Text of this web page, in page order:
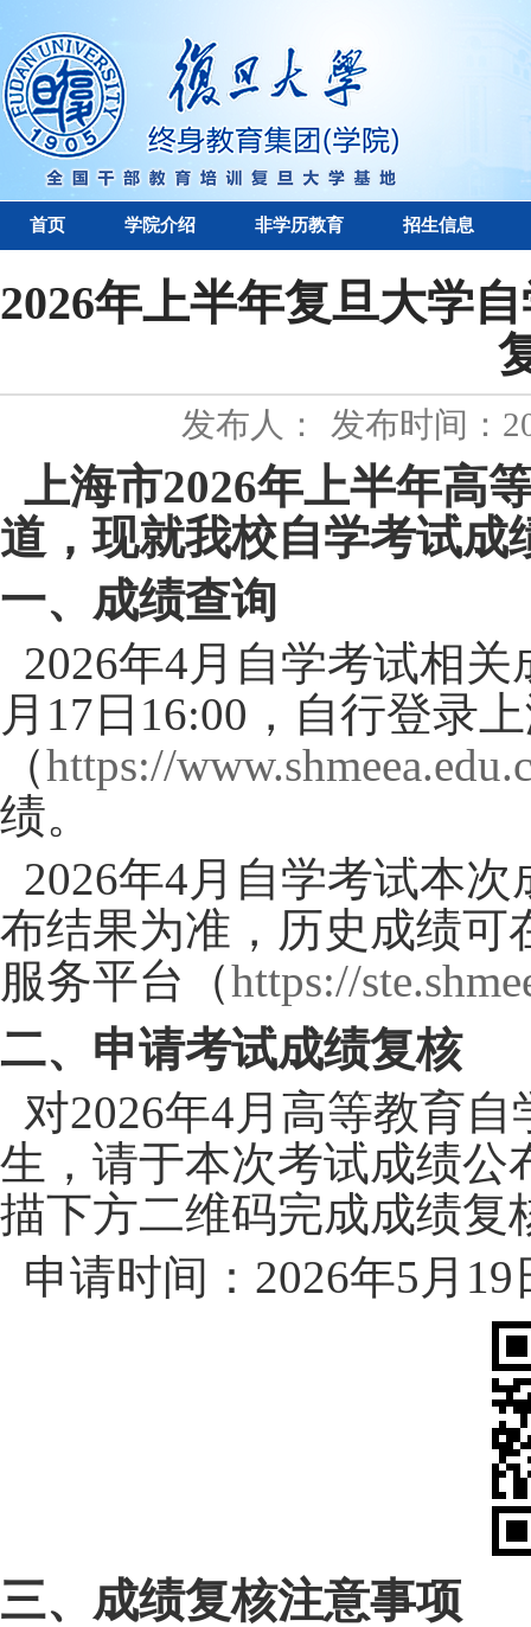
首页 学院介绍 非学历教育 招生信息
2026年上半年复旦大学
发布人： 发布时间：
上海市2026年上半年高
道，现就我校自学考试成
一、成绩查询
2026年4月自学考试相关
月17日16:00，自行登录
（https://
绩。
2026年4月自学考试本
布结果为准，历史成绩可
服务平台（https://
二、申请考试成绩复核
对2026年4月高等教育
生，请于本次考试成绩公
描下方二维码完成成绩复
申请时间：2026年5月19
三、成绩复核注意事项